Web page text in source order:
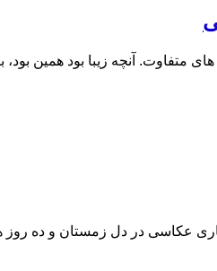
متفاوت. آنچه زیبا بود همین بود،
عکاسی در دل زمستان و ده